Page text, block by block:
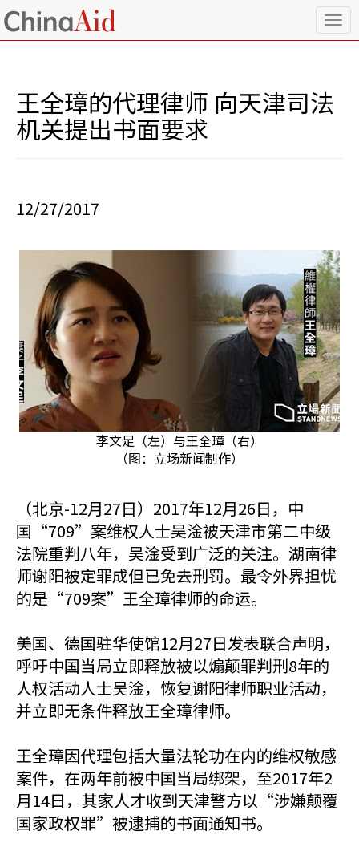
T
o
o
n
王全璋的代理律师 向天津司法
机关提出书面要求
12/27/2017
李文足（左）与王全璋（右）
（图：立场新闻制作）
（北京-12月27日）2017年12月26日，中
国“709”案维权人士吴淦被天津市第二中级
法院重判八年，吴淦受到广泛的关注。湖南律
师谢阳被定罪成但已免去刑罚。最令外界担忧
的是“709案”王全璋律师的命运。
美国、德国驻华使馆12月27日发表联合声明，
呼吁中国当局立即释放被以煽颠罪判刑8年的
人权活动人士吴淦，恢复谢阳律师职业活动，
并立即无条件释放王全璋律师。
王全璋因代理包括大量法轮功在内的维权敏感
案件，在两年前被中国当局绑架，至2017年2
月14日，其家人才收到天津警方以“涉嫌颠覆
国家政权罪”被逮捕的书面通知书。